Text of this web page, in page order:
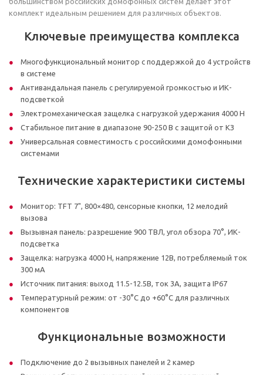
комплект идеальным решением для различных объектов.
Ключевые преимущества комплекса
Многофункциональный монитор с поддержкой до 4 устройств
в системе
Антивандальная панель с регулируемой громкостью и ИК-
подсветкой
Электромеханическая защелка с нагрузкой удержания 4000 Н
Стабильное питание в диапазоне 90-250 В с защитой от КЗ
Универсальная совместимость с российскими домофонными
системами
Технические характеристики системы
Монитор: TFT 7", 800×480, сенсорные кнопки, 12 мелодий
вызова
Вызывная панель: разрешение 900 ТВЛ, угол обзора 70°, ИК-
подсветка
Защелка: нагрузка 4000 Н, напряжение 12В, потребляемый ток
300 мА
Источник питания: выход 11.5-12.5В, ток 3А, защита IP67
Температурный режим: от -30°C до +60°C для различных
компонентов
Функциональные возможности
Подключение до 2 вызывных панелей и 2 камер